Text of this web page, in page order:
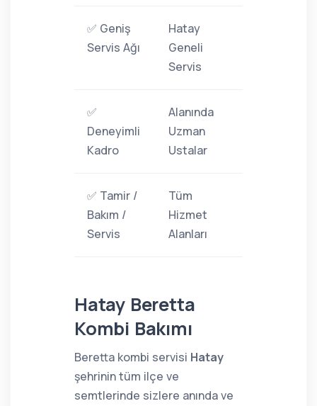
✅ Geniş
Servis Ağı
Hatay
Geneli
Servis
✅
Deneyimli
Kadro
Alanında
Uzman
Ustalar
✅ Tamir /
Bakım /
Servis
Tüm
Hizmet
Alanları
Hatay Beretta
Kombi Bakımı
Beretta kombi servisi Hatay
şehrinin tüm ilçe ve
semtlerinde sizlere anında ve